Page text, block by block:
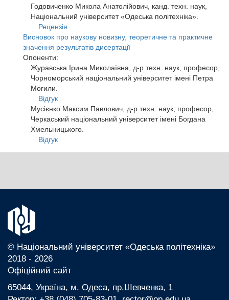
Годовиченко Микола Анатолійович, канд. техн. наук,
Національний університет «Одеська політехніка».
Рецензія
Висновок про наукову новизну, теоретичне та практичне
значення результатів дисертації
Опоненти:
Журавська Ірина Миколаївна, д-р техн. наук, професор,
Чорноморський національний університет імені Петра
Могили.
Відгук
Мусієнко Максим Павлович, д-р техн. наук, професор,
Черкаський національний університет імені Богдана
Хмельницького.
Відгук
© Національний університет «Одеська політехніка»
2018 - 2026
Офіційний сайт
65044, Україна, м. Одеса, пр.Шевченка, 1